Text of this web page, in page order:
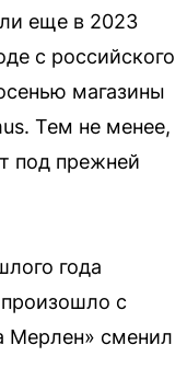
еще в 2023
с российского
магазины
Тем не менее,
под прежней
года
с
Мерлен» сменил